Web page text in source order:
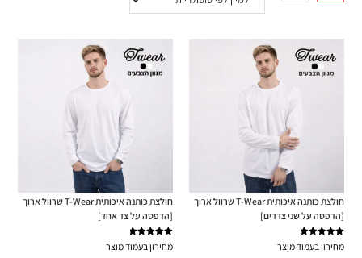
חולצת כותנה איכותית T-Wear שרוול ארוך
[הדפסה על שני צדדים]
דורג5.00
מחירון בעמוד מוצר
חולצת כותנה איכותית T-Wear שרוול ארוך
[הדפסה על צד אחד]
דורג5.00
מחירון בעמוד מוצר